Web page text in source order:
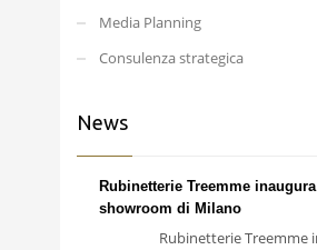
Media Planning
Consulenza strategica
News
Rubinetterie Treemme
showroom di Milano
Rubinetterie Treemme